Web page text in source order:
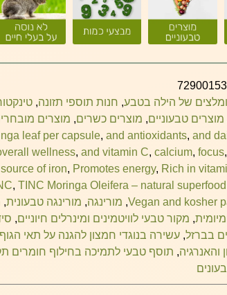
של הילה בטבע, חנות תוספי תזונה,
מוצרים טבעוניים, מוצרים כשרים, מוצרים
, and antioxidants, and
wellness, and vitamin C, calcium, focus,
of iron, Promotes energy, Rich in
, TINC Moringa Oleifera – natural
Vegan and kosher
, מורינגה, מורינגה טבעונית,
, מקור טבעי לוויטמינים ומינרלים חיוניים,
בברזל, עשירה בנוגדי חמצון להגנה על תאי הגוף
והאנרגיה, תוסף טבעי לתמיכה בחילוף חומרים